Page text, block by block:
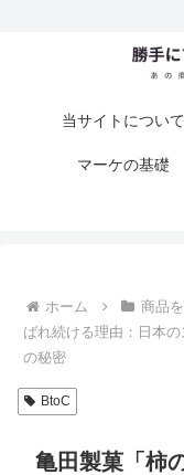
当サイトについて
マーケの基礎
ホーム 商品
ばれ続ける理由：日本
の秘密
BtoC
亀田製菓「柿